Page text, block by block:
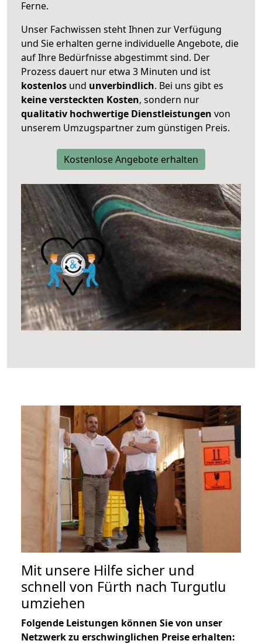
Ferne.
Unser Fachwissen steht Ihnen zur Verfügung
und Sie erhalten gerne individuelle Angebote, die
auf Ihre Bedürfnisse abgestimmt sind. Der
Prozess dauert nur etwa 3 Minuten und ist
kostenlos und unverbindlich. Bei uns gibt es
keine versteckten Kosten, sondern nur
qualitativ hochwertige Dienstleistungen von
unserem Umzugspartner zum günstigen Preis.
Kostenlose Angebote erhalten
Mit unsere Hilfe sicher und
schnell von Fürth nach Turgutlu
umziehen
Folgende Leistungen können Sie von unser
Netzwerk zu erschwinglichen Preise erhalten: